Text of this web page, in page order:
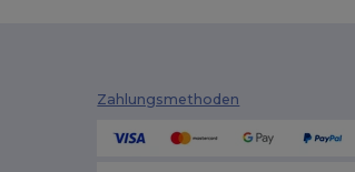
Zahlungsmethoden